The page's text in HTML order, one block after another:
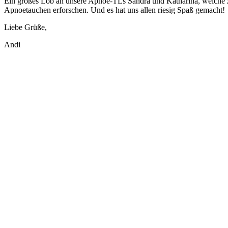
Apnoetauchen erforschen. Und es hat uns allen riesig Spaß gemacht!
Liebe Grüße,
Andi